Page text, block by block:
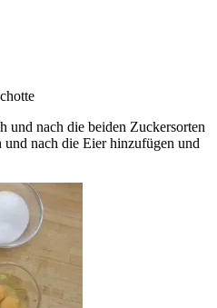
und nach die beiden Zuckersorten
nach die Eier hinzufügen und